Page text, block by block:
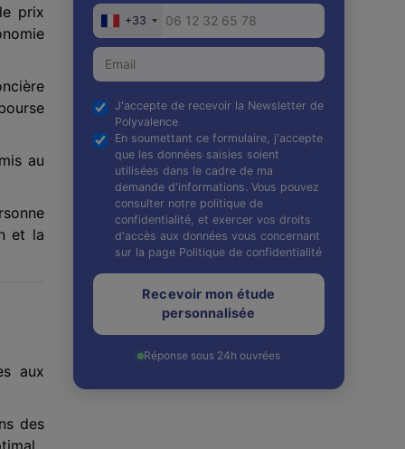
prix
au
et la
aux
des
+33
J'accepte de recevoir la Newsletter de
Polyvalence
En soumettant ce formulaire, j'accepte
que les données saisies soient
utilisées dans le cadre de ma
demande d'informations. Vous pouvez
consulter notre politique de
confidentialité, et exercer vos droits
d'accès aux données vous concernant
sur la page Politique de confidentialité
Recevoir mon étude
personnalisée
Réponse sous 24h ouvrées